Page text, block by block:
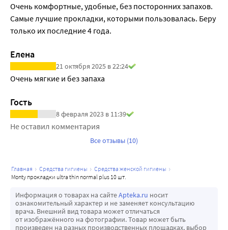
Очень комфортные, удобные, без посторонних запахов.
Самые лучшие прокладки, которыми пользовалась. Беру
только их последние 4 года.
Елена
21 октября 2025 в 22:24
Очень мягкие и без запаха
Гость
8 февраля 2023 в 11:39
Не оставил комментария
Все отзывы (10)
главная средства гигиены
средства женской гигиены
monty прокладки ultra thin normal plus 10 шт.
Информация о товарах на сайтеApteka.ru носит
ознакомительный характер и не заменяет консультацию
врача. Внешний вид товара может отличаться
от изображённого на фотографии. Товар может быть
произведен на разных производственных площадках, выбор